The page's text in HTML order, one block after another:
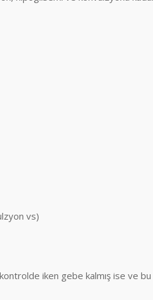
vs)
iken gebe kalmış ise ve bu